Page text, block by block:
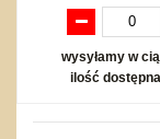
wysyłamy w
ilość